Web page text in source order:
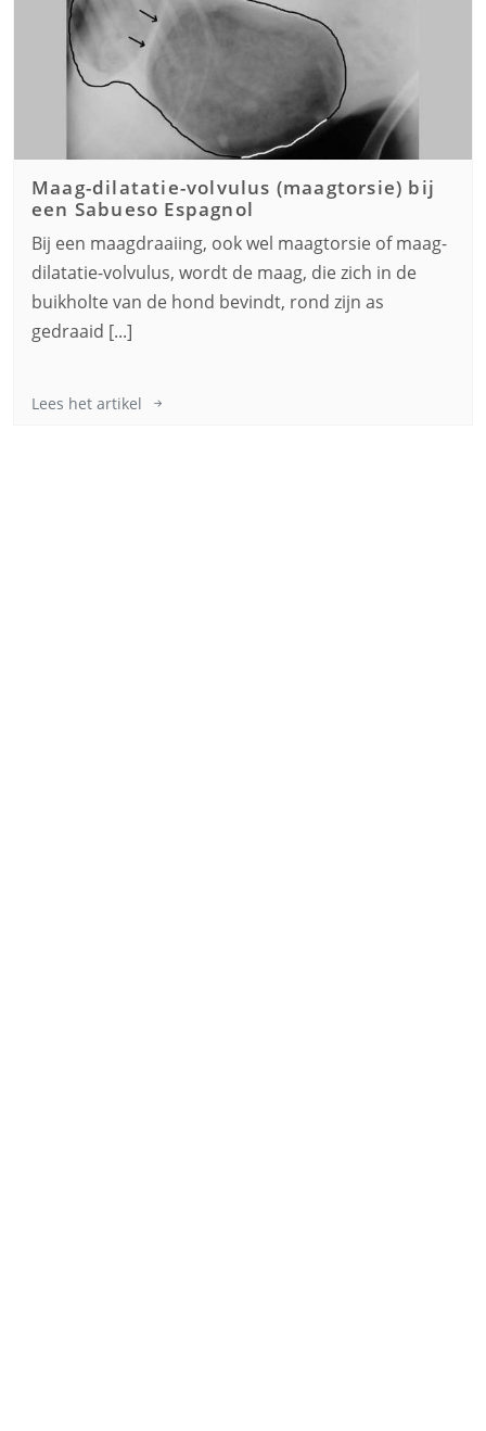
Maag-dilatatie-volvulus (maagtorsie) bij
een Sabueso Espagnol
Bij een maagdraaiing, ook wel maagtorsie of maag-
dilatatie-volvulus, wordt de maag, die zich in de
buikholte van de hond bevindt, rond zijn as
gedraaid [...]
Lees het artikel